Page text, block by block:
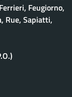
Feugiorno,
Rue, Sapiatti,